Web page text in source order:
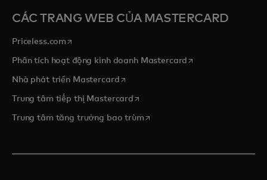
CÁC TRANG WEB CỦA MASTERCARD
Priceless.com opens in a new tab
Phân tích hoạt động kinh doanh Mastercard opens in a new tab
Nhà phát triển Mastercardopens in a new tab
Trung tâm tiếp thị Mastercardopens in a new tab
Trung tâm tăng trưởng bao trùmopens in a new tab